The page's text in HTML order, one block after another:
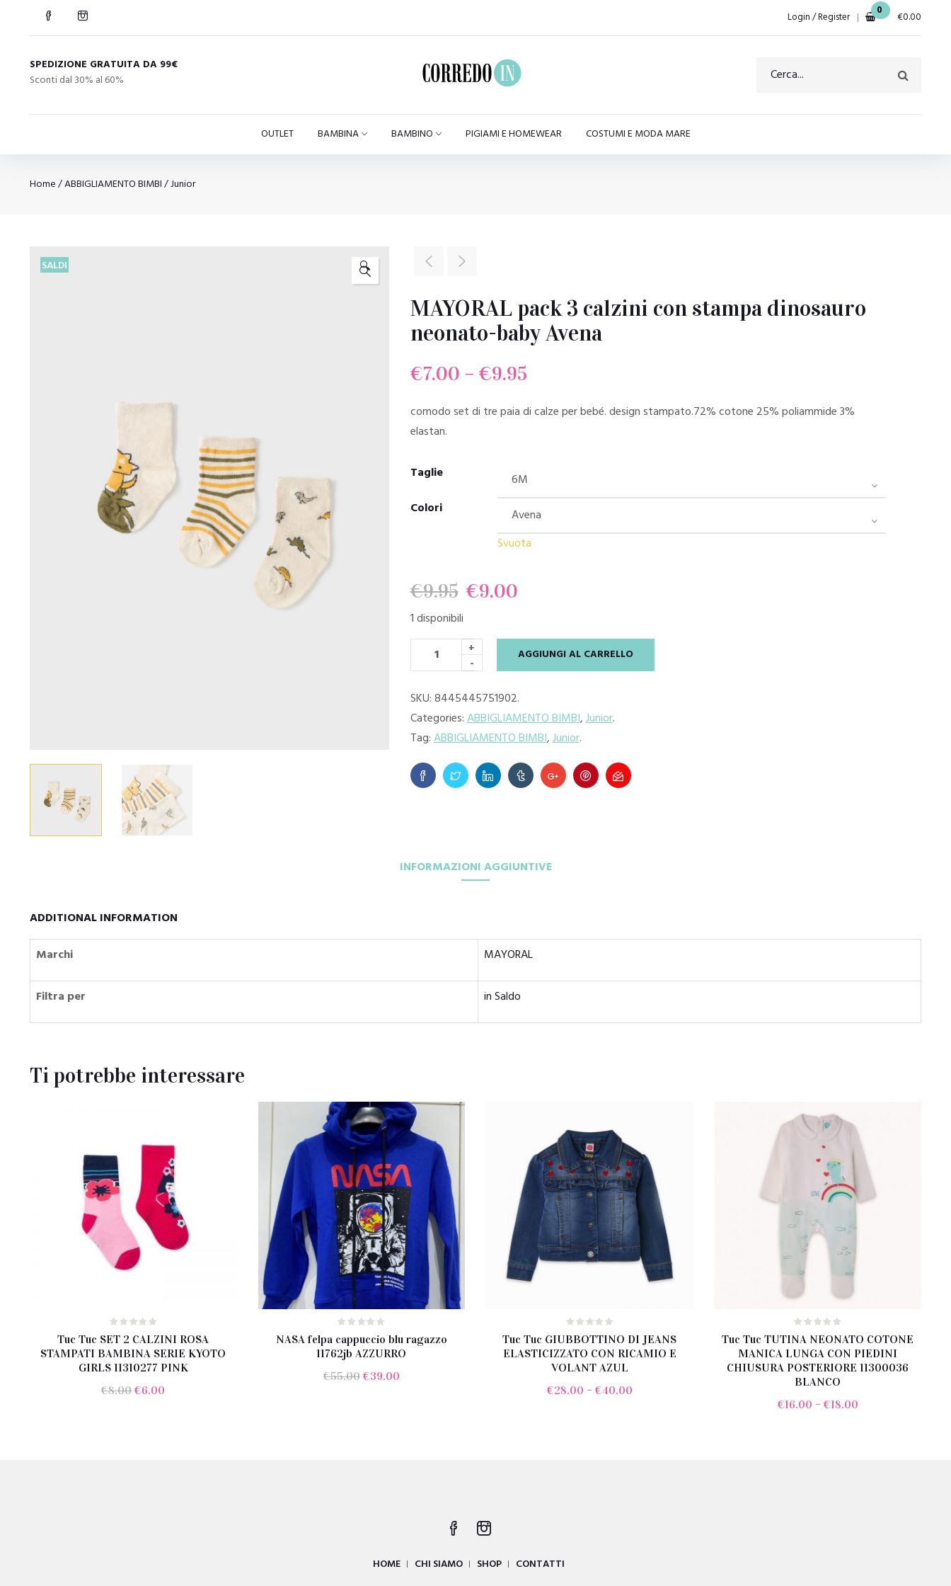
Login / Register 0 €0.00
SPEDIZIONE GRATUITA DA 99€
Sconti dal 30% al 60%
OUTLET BAMBINA BAMBINO PIGIAMI E HOMEWEAR COSTUMI E MODA MARE
Home/ABBIGLIAMENTO BIMBI/Junior
SALDI 🔍
MAYORAL pack 3 calzini con stampa dinosauro
neonato-baby Avena
€7.00 – €9.95
comodo set di tre paia di calze per bebé. design stampato.72% cotone 25% poliammide 3%
elastan.
Taglie
Colori
Svuota
€9.95 Il
originale
era:
€9.95.
€9.00Il
attuale
è:
€9.00.
1 disponibili
+
-
AGGIUNGI AL CARRELLO
SKU:8445445751902.
Categories:ABBIGLIAMENTO BIMBI,Junior.
Tag:ABBIGLIAMENTO BIMBI,Junior.
INFORMAZIONI AGGIUNTIVE
ADDITIONAL INFORMATION
Marchi
MAYORAL
Filtra per in Saldo
Ti potrebbe interessare
Tuc Tuc SET 2 CALZINI ROSA
STAMPATI BAMBINA SERIE KYOTO
GIRLS 11310277 PINK
€8.00 Il
€6.00
NASA felpa cappuccio blu ragazzo
11762jb AZZURRO
€55.00 Il
€39.00Il
Tuc Tuc GIUBBOTTINO DI JEANS
ELASTICIZZATO CON RICAMIO E
VOLANT AZUL
€28.00 – €40.00
Tuc Tuc TUTINA NEONATO COTONE
MANICA LUNGA CON PIEDINI
CHIUSURA POSTERIORE 11300036
BLANCO
€16.00 – €18.00
HOME CHI SIAMO SHOP CONTATTI